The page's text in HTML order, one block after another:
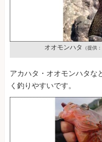
オオモンハタ （提供
アカハタ・オオモンハタな
く釣りやすいです。